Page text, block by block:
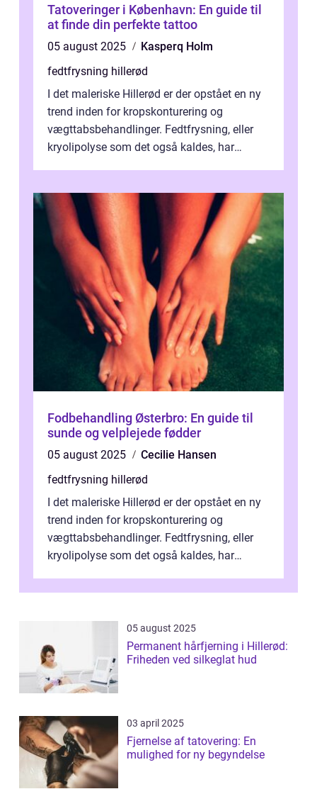
Tatoveringer i København: En guide til
at finde din perfekte tattoo
05 august 2025
Kasperq Holm
fedtfrysning hillerød
I det maleriske Hillerød er der opstået en ny
trend inden for kropskonturering og
vægttabsbehandlinger. Fedtfrysning, eller
kryolipolyse som det også kaldes, har
Fodbehandling Østerbro: En guide til
sunde og velplejede fødder
05 august 2025
Cecilie Hansen
fedtfrysning hillerød
I det maleriske Hillerød er der opstået en ny
trend inden for kropskonturering og
vægttabsbehandlinger. Fedtfrysning, eller
kryolipolyse som det også kaldes, har
05 august 2025
Permanent hårfjerning i Hillerød:
Friheden ved silkeglat hud
03 april 2025
Fjernelse af tatovering: En
mulighed for ny begyndelse